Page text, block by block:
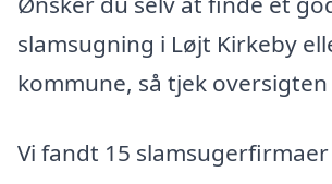
slamsugning i Løjt Kirkeby
kommune, så tjek
Vi fandt 15